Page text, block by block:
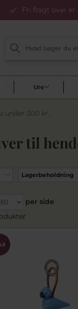
Fri fragt over kr.
Ure
under 300 kr.
til
Lagerbeholdning
per side